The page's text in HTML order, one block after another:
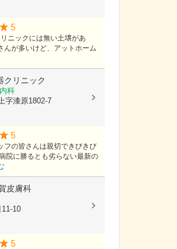
5
ニックには無い土壌があ
んが多いけど、アットホーム
クリニック
科
字漆原1802-7
5
フの皆さんは親切できびきび
院に勝るとも劣らない最新の
皮膚科
10
5